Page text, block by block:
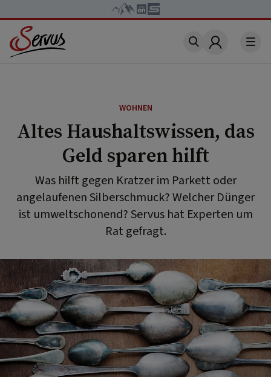
Account
WOHNEN
Altes Haushaltswissen, das
Geld sparen hilft
Was hilft gegen Kratzer im Parkett oder
angelaufenen Silberschmuck? Welcher Dünger
ist umweltschonend? Servus hat Experten um
Rat gefragt.